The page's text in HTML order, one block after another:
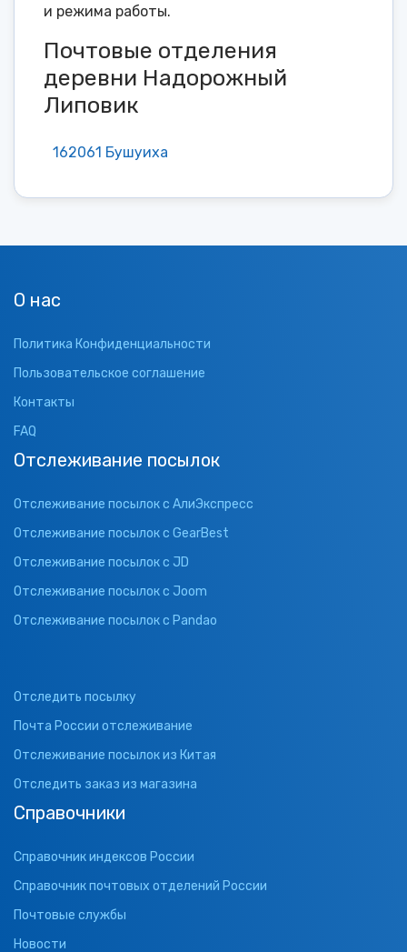
и режима работы.
Почтовые отделения
деревни Надорожный
Липовик
162061 Бушуиха
О нас
Политика Конфиденциальности
Пользовательское соглашение
Контакты
FAQ
Отслеживание посылок
Отслеживание посылок с АлиЭкспресс
Отслеживание посылок с GearBest
Отслеживание посылок с JD
Отслеживание посылок с Joom
Отслеживание посылок с Pandao
Отследить посылку
Почта России отслеживание
Отслеживание посылок из Китая
Отследить заказ из магазина
Справочники
Справочник индексов России
Справочник почтовых отделений России
Почтовые службы
Новости